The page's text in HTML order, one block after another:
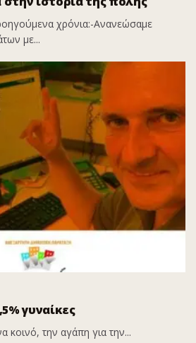
χρόνια:-Ανανεώσαμε
με...
γυναίκες
κοινό, την αγάπη για την...